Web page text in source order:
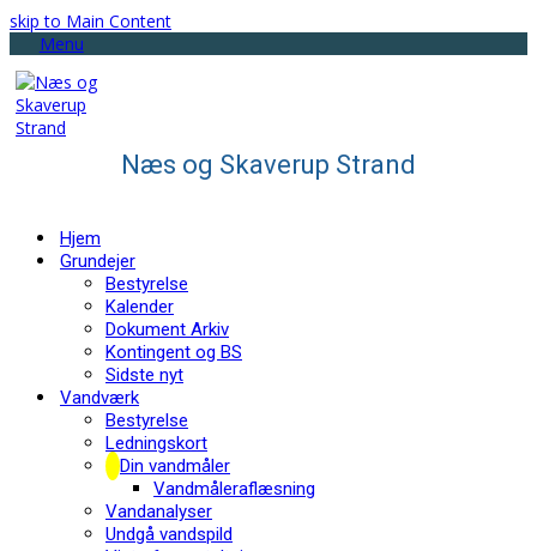
skip to Main Content
Menu
Næs og Skaverup Strand
Hjem
Grundejer
Bestyrelse
Kalender
Dokument Arkiv
Kontingent og BS
Sidste nyt
Vandværk
Bestyrelse
Ledningskort
Din vandmåler
Vandmåleraflæsning
Vandanalyser
Undgå vandspild